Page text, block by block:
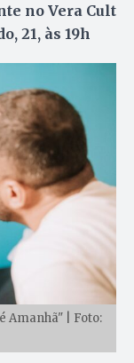
no Vera Cult
21, às 19h
Amanhã" | Foto: